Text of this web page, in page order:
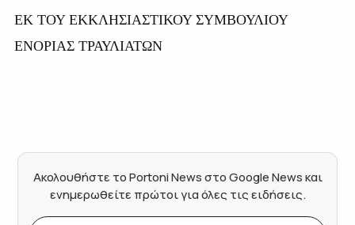
ΕΚ ΤΟΥ ΕΚΚΛΗΣΙΑΣΤΙΚΟΥ ΣΥΜΒΟΥΛΙΟΥ
ΕΝΟΡΙΑΣ ΤΡΑΥΛΙΑΤΩΝ
Ακολουθήστε το Portoni News στο Google News και
ενημερωθείτε πρώτοι για όλες τις ειδήσεις.